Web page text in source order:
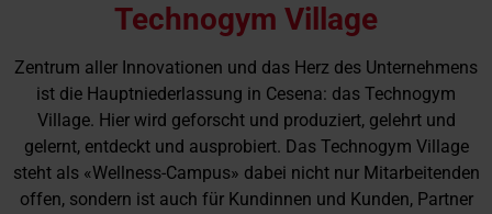
Technogym Village
Zentrum aller Innovationen und das Herz des Unternehmens
ist die Hauptniederlassung in Cesena: das Technogym
Village. Hier wird geforscht und produziert, gelehrt und
gelernt, entdeckt und ausprobiert. Das Technogym Village
steht als «Wellness-Campus» dabei nicht nur Mitarbeitenden
offen, sondern ist auch für Kundinnen und Kunden, Partner